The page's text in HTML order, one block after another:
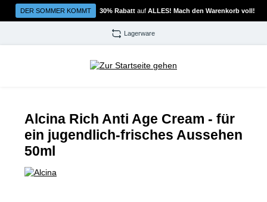
Zum Hauptinhalt springen
DER SOMMER KOMMT 30% Rabatt auf ALLES! Mach den Warenkorb voll!
Lagerware
Alcina Rich Anti Age Cream - für
ein jugendlich-frisches Aussehen
50ml